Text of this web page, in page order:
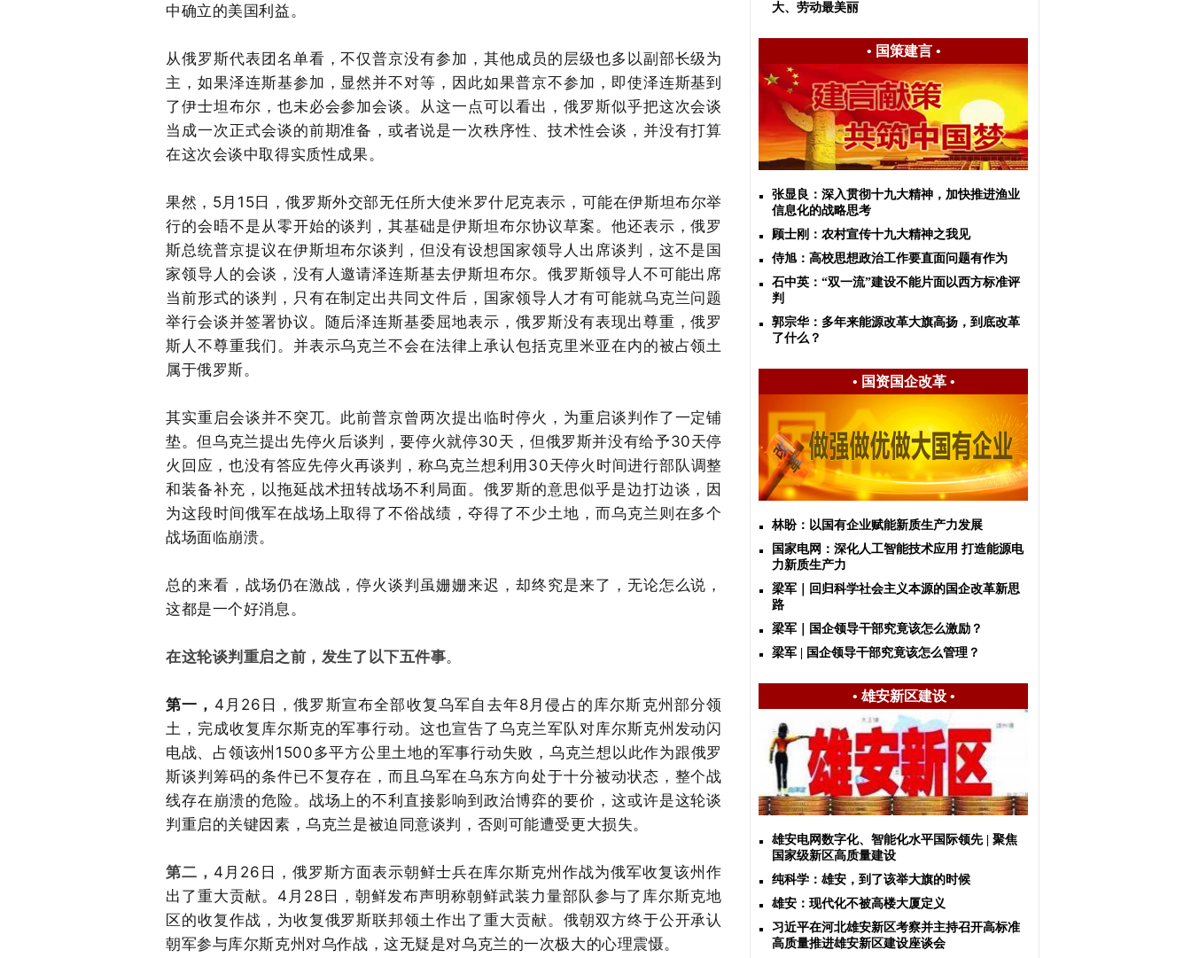
中确立的美国利益。
从俄罗斯代表团名单看，不仅普京没有参加，其他成员的层级也多以副部长级为
主，如果泽连斯基参加，显然并不对等，因此如果普京不参加，即使泽连斯基到
了伊士坦布尔，也未必会参加会谈。从这一点可以看出，俄罗斯似乎把这次会谈
当成一次正式会谈的前期准备，或者说是一次秩序性、技术性会谈，并没有打算
在这次会谈中取得实质性成果。
果然， 5月 15 日，俄罗斯外交部无任所大使米罗什尼克表示，可能在伊斯坦布尔举
行的会晤不是从零开始的谈判，其基础是伊斯坦布尔协议草案。他还表示，俄罗
斯总统普京提议在伊斯坦布尔谈判，但没有设想国家领导人出席谈判，这不是国
家领导人的会谈，没有人邀请泽连斯基去伊斯坦布尔。俄罗斯领导人不可能出席
当前形式的谈判，只有在制定出共同文件后，国家领导人才有可能就乌克兰问题
举行会谈并签署协议。随后泽连斯基委屈地表示，俄罗斯没有表现出尊重，俄罗
斯人不尊重我们。并表示乌克兰不会在法律上承认包括克里米亚在内的被占领土
属于俄罗斯。
其实重启会谈并不突兀。此前普京曾两次提出临时停火，为重启谈判作了一定铺
垫。但乌克兰提出先停火后谈判，要停火就停30天，但俄罗斯并没有给予30天停
火回应，也没有答应先停火再谈判，称乌克兰想利用30天停火时间进行部队调整
和装备补充，以拖延战术扭转战场不利局面。俄罗斯的意思似乎是边打边谈，因
为这段时间俄军在战场上取得了不俗战绩，夺得了不少土地，而乌克兰则在多个
战场面临崩溃。
总的来看，战场仍在激战，停火谈判虽姗姗来迟，却终究是来了，无论怎么说，
这都是一个好消息。
在这轮谈判重启之前，发生了以下五件事。
第一， 4月26日，俄罗斯宣布全部收复乌军自去年8月侵占的库尔斯克州部分领
土，完成收复库尔斯克的军事行动。这也宣告了乌克兰军队对库尔斯克州发动闪
电战、占领该州1500多平方公里土地的军事行动失败，乌克兰想以此作为跟俄罗
斯谈判筹码的条件已不复存在，而且乌军在乌东方向处于十分被动状态，整个战
线存在崩溃的危险。战场上的不利直接影响到政治博弈的要价，这或许是这轮谈
判重启的关键因素，乌克兰是被迫同意谈判，否则可能遭受更大损失。
第二， 4月26日，俄罗斯方面表示朝鲜士兵在库尔斯克州作战为俄军收复该州作
出了重大贡献。4月28日，朝鲜发布声明称朝鲜武装力量部队参与了库尔斯克地
区的收复作战，为收复俄罗斯联邦领土作出了重大贡献。俄朝双方终于公开承认
朝军参与库尔斯克州对乌作战，这无疑是对乌克兰的一次极大的心理震慑。
大、劳动最美丽
• 国策建言•
张显良：深入贯彻十九大精神，加快推进渔业
信息化的战略思考
顾士刚：农村宣传十九大精神之我见
侍旭：高校思想政治工作要直面问题有作为
石中英：“双一流”建设不能片面以西方标准评
判
郭宗华：多年来能源改革大旗高扬，到底改革
了什么？
• 国资国企改革•
林盼：以国有企业赋能新质生产力发展
国家电网：深化人工智能技术应用 打造能源电
力新质生产力
梁军｜回归科学社会主义本源的国企改革新思
路
梁军｜国企领导干部究竟该怎么激励？
梁军 | 国企领导干部究竟该怎么管理？
• 雄安新区建设•
雄安电网数字化、智能化水平国际领先 | 聚焦
国家级新区高质量建设
纯科学：雄安，到了该举大旗的时候
雄安：现代化不被高楼大厦定义
习近平在河北雄安新区考察并主持召开高标准
高质量推进雄安新区建设座谈会